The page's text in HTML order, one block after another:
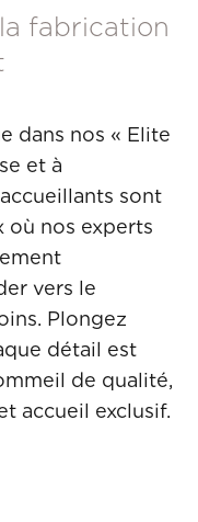
fabrication
dans nos « Elite
et à
sont
où nos experts
vers le
Plongez
détail est
de qualité,
accueil exclusif.